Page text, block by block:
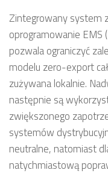
Zintegrowany system
oprogramowanie EMS
pozwala ograniczyć
modelu zero-export
zużywana lokalnie.
następnie są
zwiększonego
systemów
neutralne, natomiast
natychmiastową